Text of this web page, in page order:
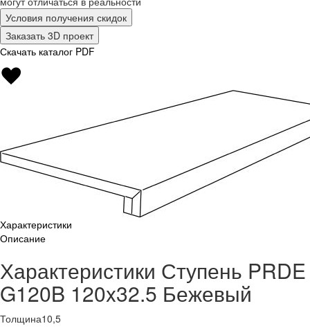
Условия получения скидок
Заказать 3D проект
Скачать каталог PDF
Характеристики
Описание
Характеристики Ступень PRDE
G120B 120x32.5 Бежевый
Толщина10,5